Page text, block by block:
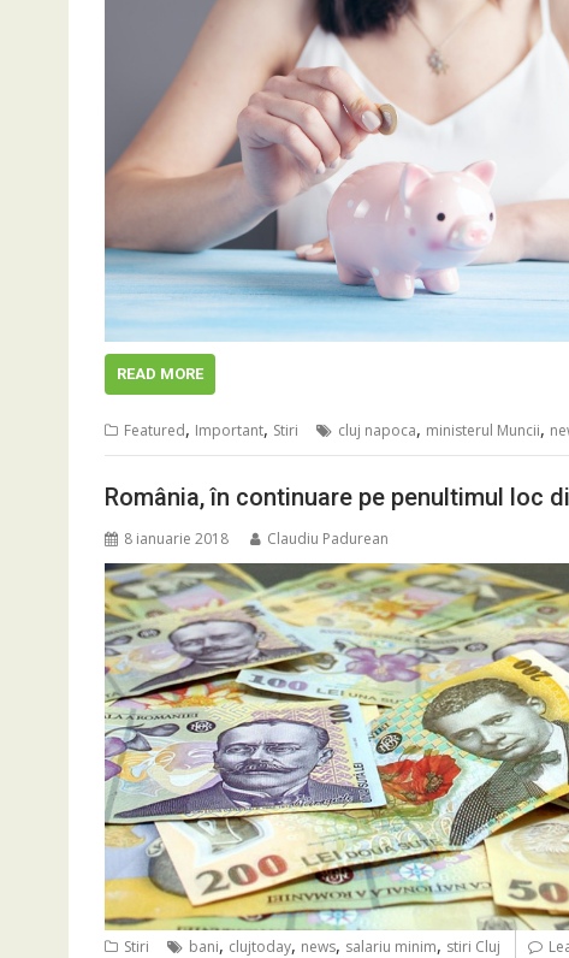
READ MORE
Featured, Important, Stiri cluj napoca, ministerul Muncii,
România, în continuare pe penultimul loc
8 ianuarie 2018 Claudiu Padurean
Stiri bani, clujtoday, news, salariu minim, stiri Cluj